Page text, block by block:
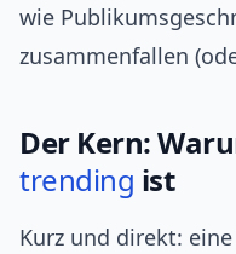
wie
zusammenfallen
Der Kern:
trending ist
Kurz und direkt: